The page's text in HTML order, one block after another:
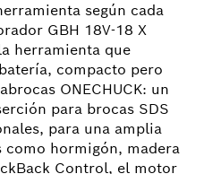
según cada
GBH 18V-18 X
herramienta que
compacto pero
ONECHUCK: un
para brocas SDS
para una amplia
como hormigón, madera
Control, el motor